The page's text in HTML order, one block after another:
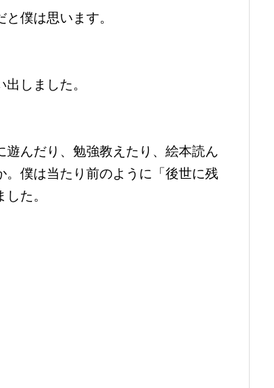
僕は思います。
しました。
んだり、勉強教えたり、絵本読ん
僕は当たり前のように「後世に残
た。